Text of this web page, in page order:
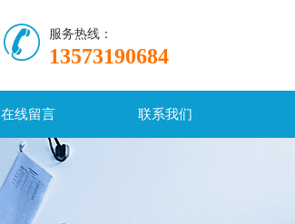
服务热线：
13573190684
在线留言 联系我们